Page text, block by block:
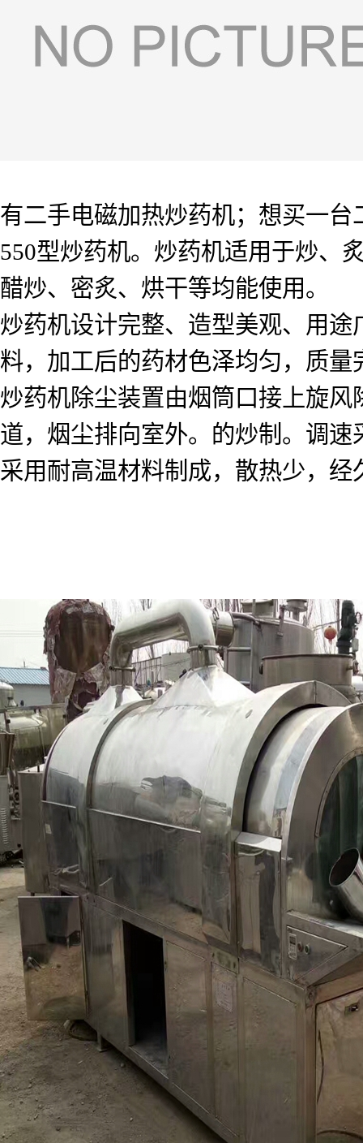
有二手电磁加热炒药机；想买一
550型炒药机。炒药机适用于炒、
醋炒、密炙、烘干等均能使用。
炒药机设计完整、造型美观、用
料，加工后的药材色泽均匀，质量
炒药机除尘装置由烟筒口接上旋
道，烟尘排向室外。的炒制。调
采用耐高温材料制成，散热少，经